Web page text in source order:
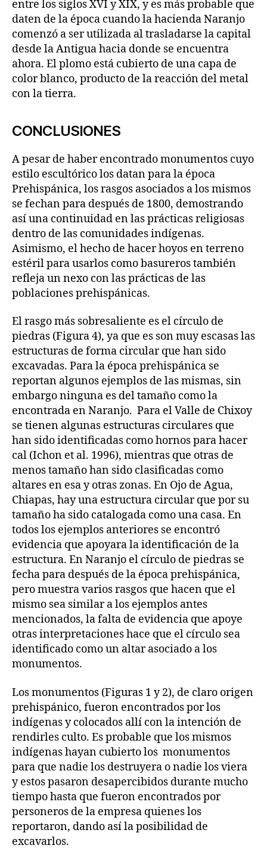
entre los siglos XVI y XIX, y es más probable que
daten de la época cuando la hacienda Naranjo
comenzó a ser utilizada al trasladarse la capital
desde la Antigua hacia donde se encuentra
ahora. El plomo está cubierto de una capa de
color blanco, producto de la reacción del metal
con la tierra.
CONCLUSIONES
A pesar de haber encontrado monumentos cuyo
estilo escultórico los datan para la época
Prehispánica, los rasgos asociados a los mismos
se fechan para después de 1800, demostrando
así una continuidad en las prácticas religiosas
dentro de las comunidades indígenas.
Asimismo, el hecho de hacer hoyos en terreno
estéril para usarlos como basureros también
refleja un nexo con las prácticas de las
poblaciones prehispánicas.
El rasgo más sobresaliente es el círculo de
piedras (Figura 4), ya que es son muy escasas las
estructuras de forma circular que han sido
excavadas. Para la época prehispánica se
reportan algunos ejemplos de las mismas, sin
embargo ninguna es del tamaño como la
encontrada en Naranjo. Para el Valle de Chixoy
se tienen algunas estructuras circulares que
han sido identificadas como hornos para hacer
cal (Ichon et al. 1996), mientras que otras de
menos tamaño han sido clasificadas como
altares en esa y otras zonas. En Ojo de Agua,
Chiapas, hay una estructura circular que por su
tamaño ha sido catalogada como una casa. En
todos los ejemplos anteriores se encontró
evidencia que apoyara la identificación de la
estructura. En Naranjo el círculo de piedras se
fecha para después de la época prehispánica,
pero muestra varios rasgos que hacen que el
mismo sea similar a los ejemplos antes
mencionados, la falta de evidencia que apoye
otras interpretaciones hace que el círculo sea
identificado como un altar asociado a los
monumentos.
Los monumentos (Figuras 1 y 2), de claro origen
prehispánico, fueron encontrados por los
indígenas y colocados allí con la intención de
rendirles culto. Es probable que los mismos
indígenas hayan cubierto los monumentos
para que nadie los destruyera o nadie los viera
y estos pasaron desapercibidos durante mucho
tiempo hasta que fueron encontrados por
personeros de la empresa quienes los
reportaron, dando así la posibilidad de
excavarlos.